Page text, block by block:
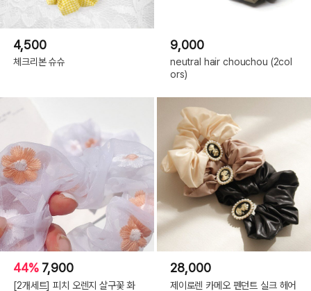
4,500
체크리본 슈슈
9,000
neutral hair chouchou (2col
ors)
44% 7,900
[2개세트] 피치 오렌지 살구꽃 화
28,000
제이로렌 카메오 펜던트 실크 헤어